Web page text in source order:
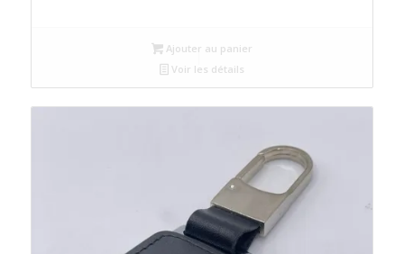
Ajouter au panier
Voir les détails